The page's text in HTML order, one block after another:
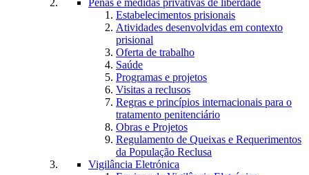
Penas e medidas privativas de liberdade
Estabelecimentos prisionais
Atividades desenvolvidas em contexto
prisional
Oferta de trabalho
Saúde
Programas e projetos
Visitas a reclusos
Regras e princípios internacionais para o
tratamento penitenciário
Obras e Projetos
Regulamento de Queixas e Requerimentos
da População Reclusa
Vigilância Eletrónica